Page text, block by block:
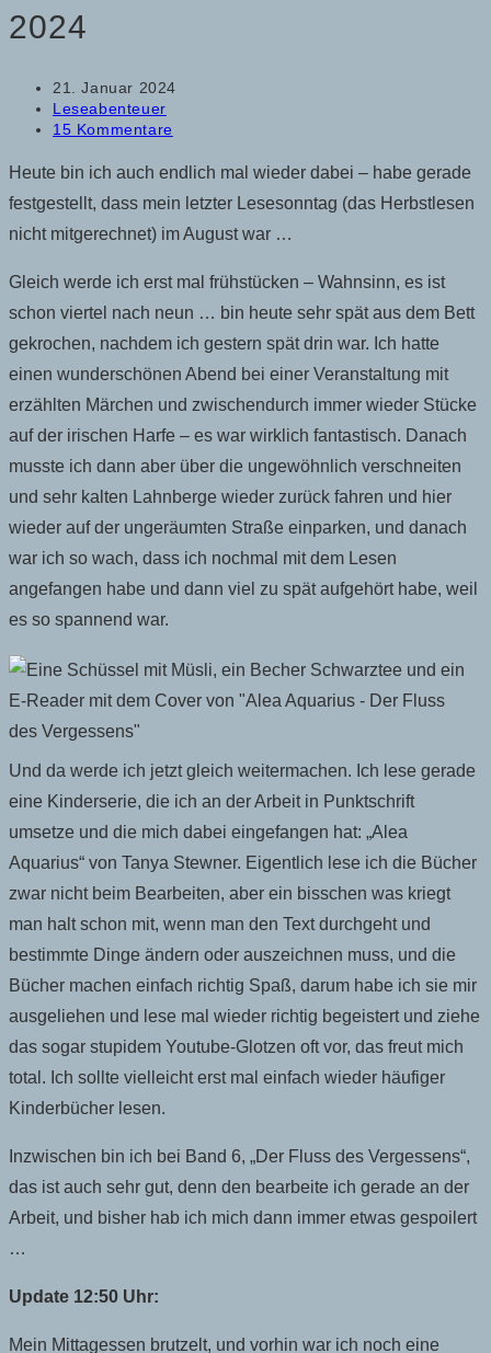
2024
Beitrag
veröffentlicht:
21. Januar 2024
Beitrags-
Kategorie:
Leseabenteuer
Beitrags-
15 Kommentare
Heute bin ich auch endlich mal wieder dabei – habe gerade
festgestellt, dass mein letzter Lesesonntag (das Herbstlesen
nicht mitgerechnet) im August war …
Gleich werde ich erst mal frühstücken – Wahnsinn, es ist
schon viertel nach neun … bin heute sehr spät aus dem Bett
gekrochen, nachdem ich gestern spät drin war. Ich hatte
einen wunderschönen Abend bei einer Veranstaltung mit
erzählten Märchen und zwischendurch immer wieder Stücke
auf der irischen Harfe – es war wirklich fantastisch. Danach
musste ich dann aber über die ungewöhnlich verschneiten
und sehr kalten Lahnberge wieder zurück fahren und hier
wieder auf der ungeräumten Straße einparken, und danach
war ich so wach, dass ich nochmal mit dem Lesen
angefangen habe und dann viel zu spät aufgehört habe, weil
es so spannend war.
Und da werde ich jetzt gleich weitermachen. Ich lese gerade
eine Kinderserie, die ich an der Arbeit in Punktschrift
umsetze und die mich dabei eingefangen hat: „Alea
Aquarius“ von Tanya Stewner. Eigentlich lese ich die Bücher
zwar nicht beim Bearbeiten, aber ein bisschen was kriegt
man halt schon mit, wenn man den Text durchgeht und
bestimmte Dinge ändern oder auszeichnen muss, und die
Bücher machen einfach richtig Spaß, darum habe ich sie mir
ausgeliehen und lese mal wieder richtig begeistert und ziehe
das sogar stupidem Youtube-Glotzen oft vor, das freut mich
total. Ich sollte vielleicht erst mal einfach wieder häufiger
Kinderbücher lesen.
Inzwischen bin ich bei Band 6, „Der Fluss des Vergessens“,
das ist auch sehr gut, denn den bearbeite ich gerade an der
Arbeit, und bisher hab ich mich dann immer etwas gespoilert
…
Update 12:50 Uhr:
Mein Mittagessen brutzelt, und vorhin war ich noch eine